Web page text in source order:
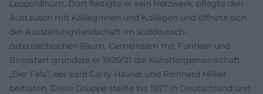
Leopoldinum. Dort festigte er sein Netzwerk, pflegte den
Austausch mit Kolleginnen und Kollegen und öffnete sich
der Ausstellungslandschaft im süddeutsch-
österreichischen Raum. Gemeinsam mit Fuhrken und
Bronstert gründete er 1920/21 die Künstlergemeinschaft
„Der Fels“, der bald Carry Hauser und Reinhard Hilker
beitraten. Diese Gruppe stellte bis 1927 in Deutschland und